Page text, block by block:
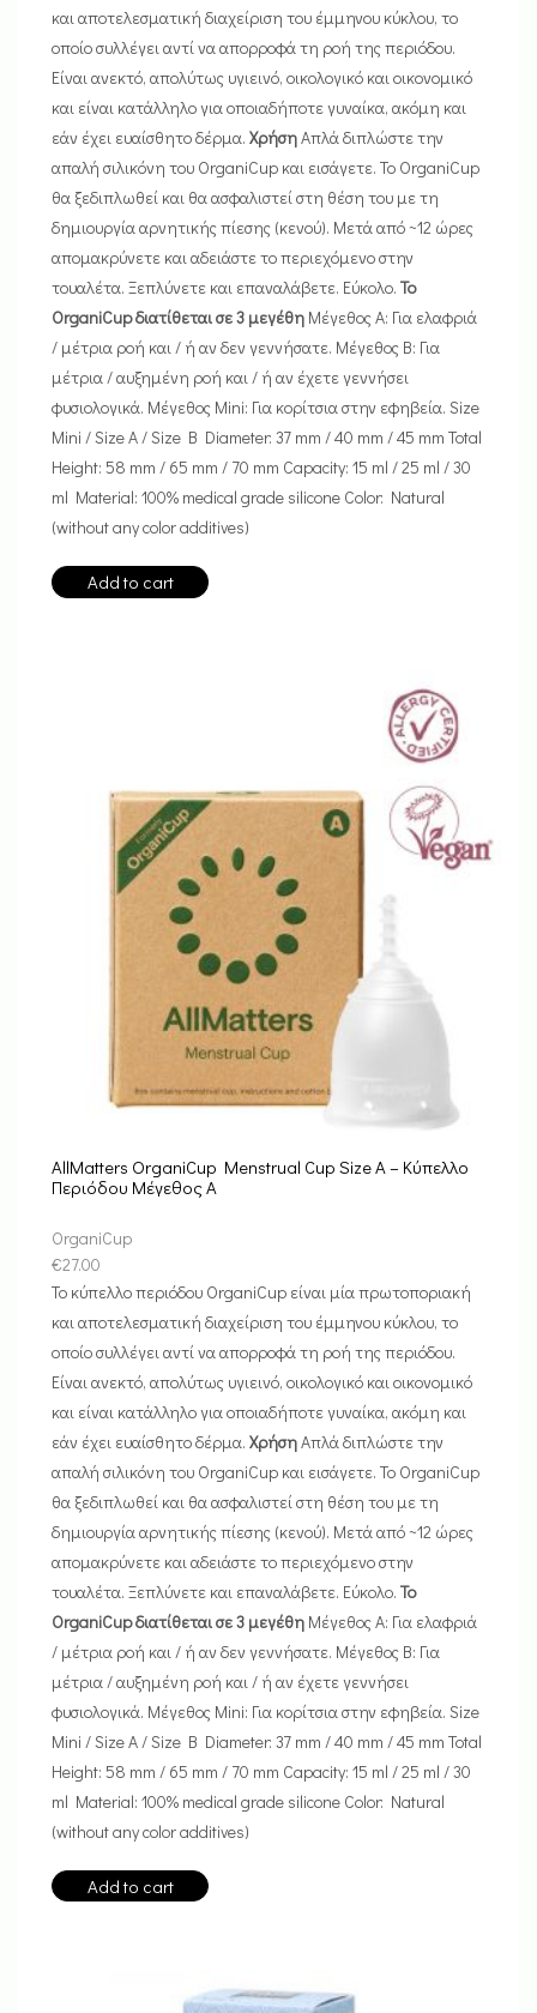
και αποτελεσματική διαχείριση του έμμηνου κύκλου, το
οποίο συλλέγει αντί να απορροφά τη ροή της περιόδου.
Είναι ανεκτό, απολύτως υγιεινό, οικολογικό και οικονομικό
και είναι κατάλληλο για οποιαδήποτε γυναίκα, ακόμη και
εάν έχει ευαίσθητο δέρμα. ΧρήσηΑπλά διπλώστε την
απαλή σιλικόνη του OrganiCup και εισάγετε. Το OrganiCup
θα ξεδιπλωθεί και θα ασφαλιστεί στη θέση του με τη
δημιουργία αρνητικής πίεσης (κενού). Μετά από ~12 ώρες
απομακρύνετε και αδειάστε το περιεχόμενο στην
τουαλέτα. Ξεπλύνετε και επαναλάβετε. Εύκολο. Το
OrganiCup διατίθεται σε 3 μεγέθη Μέγεθος A: Για ελαφριά
/ μέτρια ροή και / ή αν δεν γεννήσατε. Μέγεθος Β: Για
μέτρια / αυξημένη ροή και / ή αν έχετε γεννήσει
φυσιολογικά. Μέγεθος Mini: Για κορίτσια στην εφηβεία. Size
Mini / Size A / Size B Diameter: 37 mm / 40 mm / 45 mm Total
Height: 58 mm / 65 mm / 70 mm Capacity: 15 ml / 25 ml / 30
ml Material: 100% medical grade silicone Color: Natural
(without any color additives)
Add to cart
AllMatters OrganiCup Menstrual Cup Size Α – Κύπελλο
Περιόδου Μέγεθος Α
OrganiCup
€27.00
Το κύπελλο περιόδου OrganiCup είναι μία πρωτοποριακή
και αποτελεσματική διαχείριση του έμμηνου κύκλου, το
οποίο συλλέγει αντί να απορροφά τη ροή της περιόδου.
Είναι ανεκτό, απολύτως υγιεινό, οικολογικό και οικονομικό
και είναι κατάλληλο για οποιαδήποτε γυναίκα, ακόμη και
εάν έχει ευαίσθητο δέρμα. ΧρήσηΑπλά διπλώστε την
απαλή σιλικόνη του OrganiCup και εισάγετε. Το OrganiCup
θα ξεδιπλωθεί και θα ασφαλιστεί στη θέση του με τη
δημιουργία αρνητικής πίεσης (κενού). Μετά από ~12 ώρες
απομακρύνετε και αδειάστε το περιεχόμενο στην
τουαλέτα. Ξεπλύνετε και επαναλάβετε. Εύκολο. Το
OrganiCup διατίθεται σε 3 μεγέθη Μέγεθος A: Για ελαφριά
/ μέτρια ροή και / ή αν δεν γεννήσατε. Μέγεθος Β: Για
μέτρια / αυξημένη ροή και / ή αν έχετε γεννήσει
φυσιολογικά. Μέγεθος Mini: Για κορίτσια στην εφηβεία. Size
Mini / Size A / Size B Diameter: 37 mm / 40 mm / 45 mm Total
Height: 58 mm / 65 mm / 70 mm Capacity: 15 ml / 25 ml / 30
ml Material: 100% medical grade silicone Color: Natural
(without any color additives)
Add to cart